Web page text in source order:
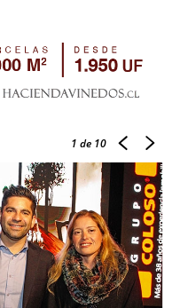
1 de 10